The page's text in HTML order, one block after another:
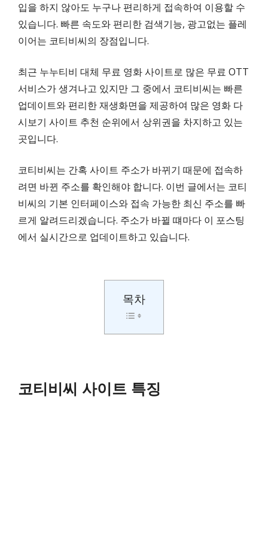
입을 하지 않아도 누구나 편리하게 접속하여 이용할 수
있습니다. 빠른 속도와 편리한 검색기능, 광고없는 플레
이어는 코티비씨의 장점입니다.
최근 누누티비 대체 무료 영화 사이트로 많은 무료 OTT
서비스가 생겨나고 있지만 그 중에서 코티비씨는 빠른
업데이트와 편리한 재생화면을 제공하여 많은 영화 다
시보기 사이트 추천 순위에서 상위권을 차지하고 있는
곳입니다.
코티비씨는 간혹 사이트 주소가 바뀌기 때문에 접속하
려면 바뀐 주소를 확인해야 합니다. 이번 글에서는 코티
비씨의 기본 인터페이스와 접속 가능한 최신 주소를 빠
르게 알려드리겠습니다. 주소가 바뀔 떄마다 이 포스팅
에서 실시간으로 업데이트하고 있습니다.
목차
코티비씨 사이트 특징